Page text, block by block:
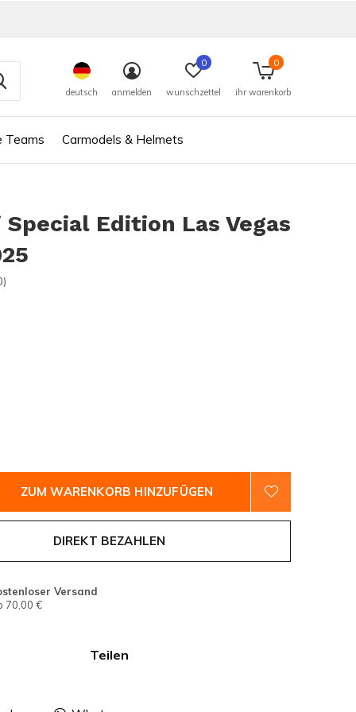
Teams Carmodels & Helmets
deutsch anmelden wunschzettel
0
ihr warenkorb
0
Special Edition Las Vegas
ZUM WARENKORB HINZUFÜGEN
DIREKT BEZAHLEN
Versand
70,00 €
Teilen